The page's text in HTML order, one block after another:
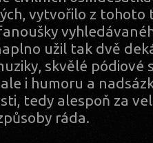
vytvořilo z tohoto
užil tak dvě
skvělé pódiové
i humoru a
tedy alespoň za
ráda.